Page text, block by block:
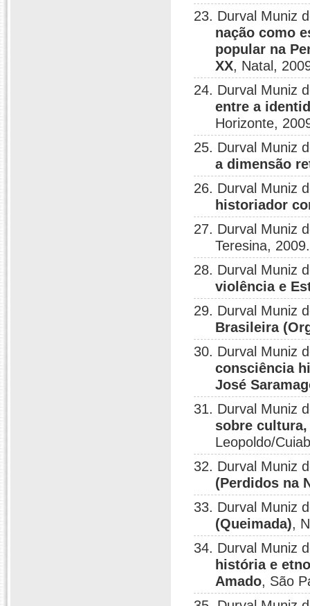
23. Durval Muniz
nação como
popular na
XX, Natal,
24. Durval Muniz
entre a
Horizonte,
25. Durval Muniz
a dimensão
26. Durval Muniz
historiador
27. Durval Muniz
Teresina, 2009.
28. Durval Muniz
violência e
29. Durval Muniz
Brasileira
30. Durval Muniz
consciência
José
31. Durval Muniz
sobre
Leopoldo/
32. Durval Muniz
(Perdidos na
33. Durval Muniz
(Queimada),
34. Durval Muniz
história e
Amado, São